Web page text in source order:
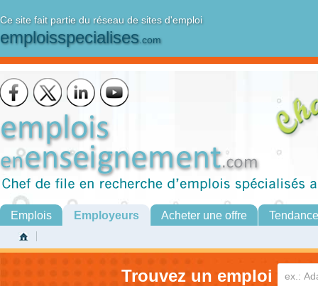
Ce site fait partie du réseau de sites d'emploi
emploisspecialises.com
Emplois Employeurs Acheter une offre
Trouvez un emploi